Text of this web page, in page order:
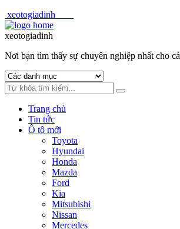
xeotogiadinh
Skip
to
Skip
to
xeotogiadinh
Nơi bạn tìm thấy sự chuyên nghiệp nhất cho
Trang chủ
Tin tức
Ô tô mới
Toyota
Hyundai
Honda
Mazda
Ford
Kia
Mitsubishi
Nissan
Mercedes